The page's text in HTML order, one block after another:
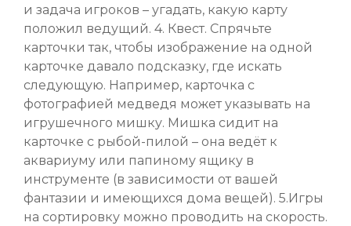
и задача игроков – угадать, какую карту
положил ведущий. 4. Квест. Спрячьте
карточки так, чтобы изображение на одной
карточке давало подсказку, где искать
следующую. Например, карточка с
фотографией медведя может указывать на
игрушечного мишку. Мишка сидит на
карточке с рыбой-пилой – она ведёт к
аквариуму или папиному ящику в
инструменте (в зависимости от вашей
фантазии и имеющихся дома вещей). 5.Игры
на сортировку можно проводить на скорость.